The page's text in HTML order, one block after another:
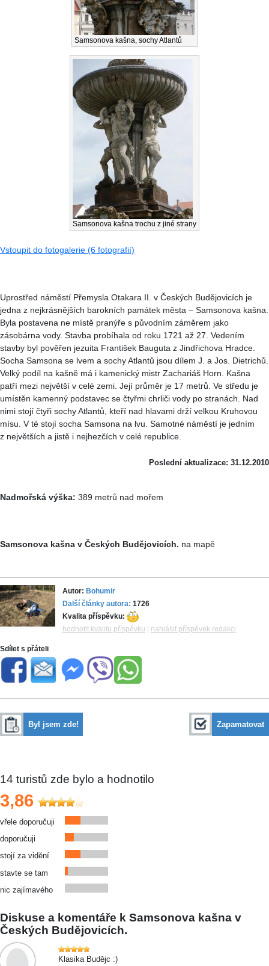
Samsonova kašna, sochy Atlantů
Samsonova kašna trochu z jiné strany
Vstoupit do fotogalerie (6 fotografií)
Uprostřed náměstí Přemysla Otakara II. v Českých Budějovicích je
jedna z nejkrásnějších barokních památek města – Samsonova kašna.
Byla postavena ne místě pranýře s původním záměrem jako
zásobárna vody. Stavba probíhala od roku 1721 až 27. Vedením
stavby byl pověřen jezuita František Bauguta z Jindřichova Hradce.
Socha Samsona se lvem a sochy Atlantů jsou dílem J. a Jos. Dietrichů.
Velký podíl na kašně má i kamenický mistr Zachariáš Horn. Kašna
patří mezi největší v celé zemi. Její průměr je 17 metrů. Ve středu je
umístěn kamenný podstavec se čtyřmi chrliči vody po stranách. Nad
nimi stojí čtyři sochy Atlantů, kteří nad hlavami drží velkou Kruhovou
mísu. V té stojí socha Samsona na lvu. Samotné náměstí je jedním
z největších a jistě i nejhezčích v celé republice.
Poslední aktualizace: 31.12.2010
Nadmořská výška: 389 metrů nad mořem
Samsonova kašna v Českých Budějovicích. na mapě
Autor: Bohumir
Další články autora: 1726
Kvalita příspěvku:
hodnotit kvalitu příspěvku
nahlásit příspěvek redakci
Sdílet s přáteli
Byl jsem zde! Zapamatovat
14 turistů zde bylo a hodnotilo
3,86
vřele doporučuji
doporučuji
stojí za vidění
stavte se tam
nic zajímavého
Diskuse a komentáře k Samsonova kašna v
Českých Budějovicích.
Klasika Budějc :)